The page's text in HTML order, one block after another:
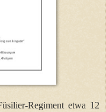
Regiment etwa 12